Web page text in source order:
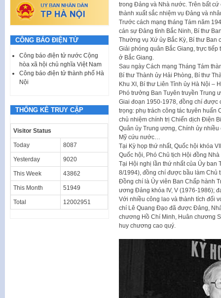
trong Đảng và Nhà nước. Trên bất
thành xuất sắc nhiệm vụ Đảng và
Trước cách mạng tháng Tám năm
cán sự Đảng tỉnh Bắc Ninh, Bí thư
Thường vụ Xứ ủy Bắc Kỳ, Bí thư Ban
Giải phóng quân Bắc Giang, trực
ở Bắc Giang.
Sau ngày Cách mạng Tháng Tám
Bí thư Thành ủy Hải Phòng, Bí thư
Khu XI, Bí thư Liên Tỉnh ủy Hà Nội –
Phó trưởng Ban Tuyên truyền Trung
Giai đoạn 1950-1978, đồng chí được
trọng: phụ trách công tác tuyên huấn
chủ nhiệm chính trị Chiến dịch Điện
Quân ủy Trung ương, Chính ủy
Mỹ cứu nước…
Tại Kỳ họp thứ nhất, Quốc hội khóa
Quốc hội, Phó Chủ tịch Hội đồng
Tại Hội nghị lần thứ nhất của Ủy ban
8/1994), đồng chí được bầu làm Chủ
Đồng chí là Ủy viên Ban Chấp hành
ương Đảng khóa IV, V (1976-1986);
Với nhiều công lao và thành tích đối
chí Lê Quang Đạo đã được Đảng,
chương Hồ Chí Minh, Huân chương
huy chương cao quý.
CÔNG BÁO ĐIỆN TỬ
Công báo điện tử nước Cộng
hòa xã hội chủ nghĩa Việt Nam
Công báo điện tử thành phố Hà
Nội
THỐNG KÊ TRUY CẬP
Visitor Status
Today 8087
Yesterday 9020
This Week 43862
This Month 51949
Total 12002951